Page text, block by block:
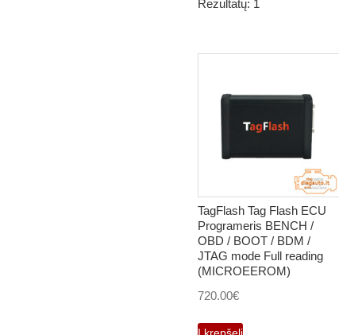
Rezultatų: 1
TagFlash Tag Flash ECU
Programeris BENCH /
OBD / BOOT / BDM /
JTAG mode Full reading
(MICROEEROM)
720.00€